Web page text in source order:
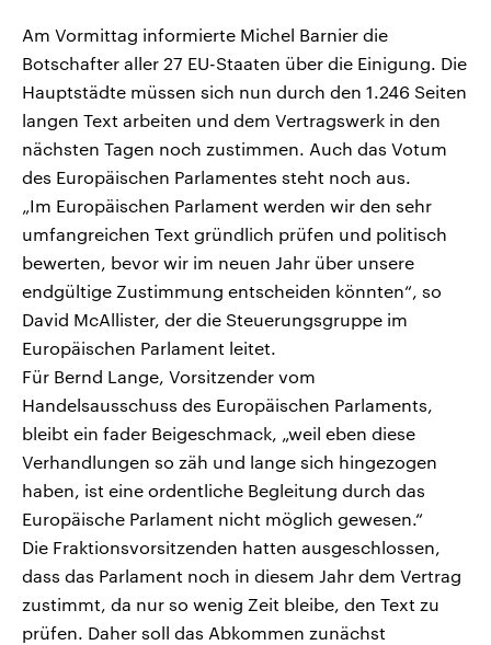
Am Vormittag informierte Michel Barnier die
Botschafter aller 27 EU-Staaten über die Einigung. Die
Hauptstädte müssen sich nun durch den 1.246 Seiten
langen Text arbeiten und dem Vertragswerk in den
nächsten Tagen noch zustimmen. Auch das Votum
des Europäischen Parlamentes steht noch aus.
„Im Europäischen Parlament werden wir den sehr
umfangreichen Text gründlich prüfen und politisch
bewerten, bevor wir im neuen Jahr über unsere
endgültige Zustimmung entscheiden könnten“, so
David McAllister, der die Steuerungsgruppe im
Europäischen Parlament leitet.
Für Bernd Lange, Vorsitzender vom
Handelsausschuss des Europäischen Parlaments,
bleibt ein fader Beigeschmack, „weil eben diese
Verhandlungen so zäh und lange sich hingezogen
haben, ist eine ordentliche Begleitung durch das
Europäische Parlament nicht möglich gewesen.“
Die Fraktionsvorsitzenden hatten ausgeschlossen,
dass das Parlament noch in diesem Jahr dem Vertrag
zustimmt, da nur so wenig Zeit bleibe, den Text zu
prüfen. Daher soll das Abkommen zunächst